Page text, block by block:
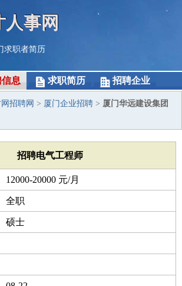
人事网
求职者简历
息 求职简历 招聘企业
招聘网 > 厦门企业招聘 > 厦门华远建设集团
招聘电气工程师
12000-20000 元/月
1人
全职
-
硕士